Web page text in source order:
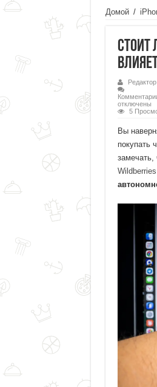
Домой /
Стоит
отключены
5
Вы
покупать
Wildberries